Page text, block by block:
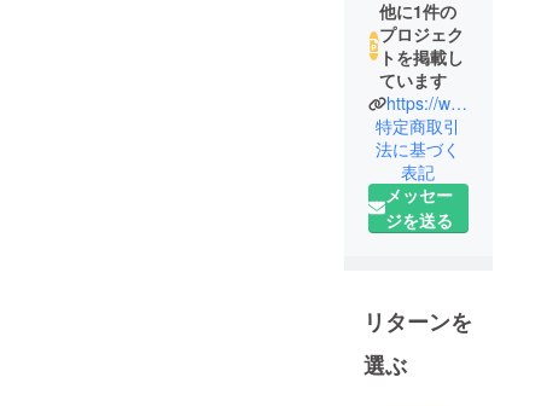
他に1件の
プロジェク
トを掲載し
ています
https://www.instagram.com/gakuren_kansai?igsh=MW15MjlvdHQ0Z2F5dw==
特定商取引
法に基づく
表記
メッセー
ジを送る
リターンを
選ぶ